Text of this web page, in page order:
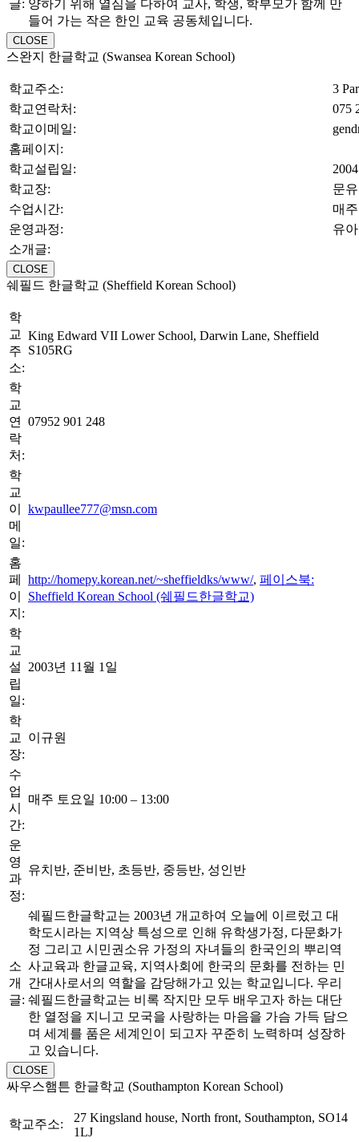
글: 양하기 위해 열심을 다하여 교사, 학생, 학부모가 함께 만
들어 가는 작은 한인 교육 공동체입니다.
CLOSE
스완지 한글학교 (Swansea Korean School)
학교주소:
3
학교연락처:
075
학교이메일:
홈페이지:
학교설립일:
학교장:
문
수업시간:
매
운영과정:
유
소개글:
CLOSE
쉐필드 한글학교 (Sheffield Korean School)
학
교
주
소:
King Edward VII Lower School, Darwin Lane, Sheffield
S105RG
학
교
연
락
처:
07952 901 248
학
교
이
메
일:
kwpaullee777@msn.com
홈
페
이
지:
http://homepy.korean.net/~sheffieldks/www/, 페이스북:
Sheffield Korean School (쉐필드한글학교)
학
교
설
립
일:
2003년 11월 1일
학
교
장:
이규원
수
업
시
간:
매주 토요일 10:00 – 13:00
운
영
과
정:
유치반, 준비반, 초등반, 중등반, 성인반
소
개
글:
쉐필드한글학교는 2003년 개교하여 오늘에 이르렀고 대
학도시라는 지역상 특성으로 인해 유학생가정, 다문화가
정 그리고 시민권소유 가정의 자녀들의 한국인의 뿌리역
사교육과 한글교육, 지역사회에 한국의 문화를 전하는 민
간대사로서의 역할을 감당해가고 있는 학교입니다. 우리
쉐필드한글학교는 비록 작지만 모두 배우고자 하는 대단
한 열정을 지니고 모국을 사랑하는 마음을 가슴 가득 담으
며 세계를 품은 세계인이 되고자 꾸준히 노력하며 성장하
고 있습니다.
CLOSE
싸우스햄튼 한글학교 (Southampton Korean School)
학교주소:
27 Kingsland house, North front, Southampton, SO14
1LJ